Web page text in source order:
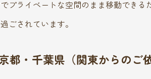
プライベートな空間のまま移動できる
ごされています。
都・千葉県（関東からのご